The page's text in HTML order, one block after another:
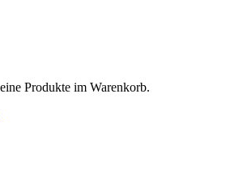
Produkte im Warenkorb.